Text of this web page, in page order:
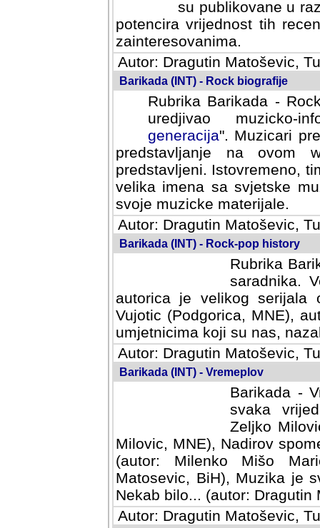
su publikovane u
potencira vrijednost tih
zainteresovanima.
Autor: Dragutin Matoševic,
Barikada (INT) - Rock biografije
Rubrika Barikada -
uredjivao muzicko-
Muzicari predstavljeni u
na ovom web portalu
Istovremeno, tim nacinom
sa svjetske muzicke scene
materijale.
Autor: Dragutin Matoševic,
Barikada (INT) - Rock-pop history
Rubrika
saradnika.
autorica je velikog serijala
Vujotic (Podgorica, MNE),
umjetnicima koji su nas,
Autor: Dragutin Matoševic,
Barikada (INT) - Vremeplov
Barikada -
svaka
Milovic,
MNE), Nadirov spomenar
Milenko Mišo Maric, UK),
Muzika je svirala (autor:
(autor: Dragutin Matosevic,
Autor: Dragutin Matoševic,